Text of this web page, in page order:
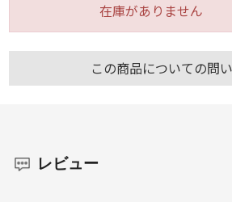
この商品についての問
在庫がありません
レビュー